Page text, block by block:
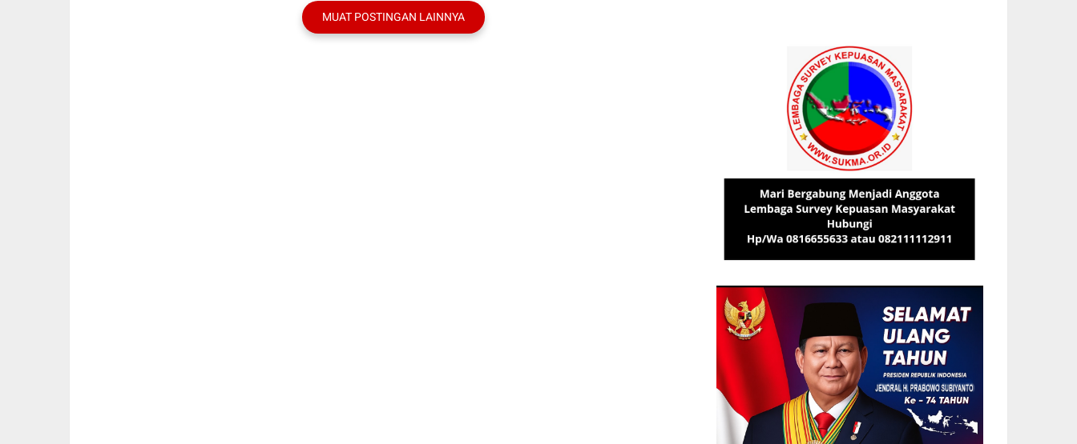
MUAT POSTINGAN LAINNYA